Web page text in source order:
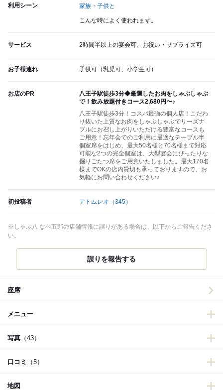
利用シーン 家族・子供と
こんな時によく使われます。
サービス 2時間半以上の宴会可、お祝い・サプライズ可
お子様連れ 子供可（乳児可、小学生可）
お店のPR
八王子駅徒歩3分◆厳選したお肉をしゃぶしゃぶ
で！飲み放題付きコース2,680円〜♪
八王子駅徒歩3分！コスパ最強の個人店！こだわ
り抜いた上質なお肉をしゃぶしゃぶでリーズナ
ブルにお召し上がりいただける豊富なコースも
ご用意！忘年会でのご利用に最適なテーブル半
個室席をはじめ、最大50名様と70名様まで対応
可能な2つの完全個室は、大型宴会にぴったりな
掘りごたつ席をご用意いたしました。最大170名
様までOKの店内貸切も承っておりますので、お
気軽にお問い合わせください♪
初投稿者 アトムレオ （345）
※しゃぶ八 なべ五郎の店舗情報に誤りがある場合は、以下からご報告くださ
い。
誤りを報告する
座席
メニュー
写真 （43）
口コミ （5）
地図